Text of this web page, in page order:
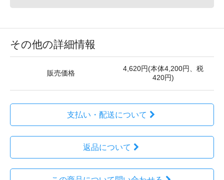
その他の詳細情報
販売価格
4,620円(本体4,200円、税
420円)
支払い・配送について
返品について